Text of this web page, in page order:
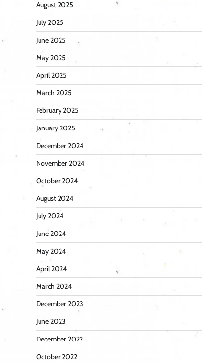
August 2025
July 2025
June 2025
May 2025
April 2025
March 2025
February 2025
January 2025
December 2024
November 2024
October 2024
August 2024
July 2024
June 2024
May 2024
April 2024
March 2024
December 2023
June 2023
December 2022
October 2022